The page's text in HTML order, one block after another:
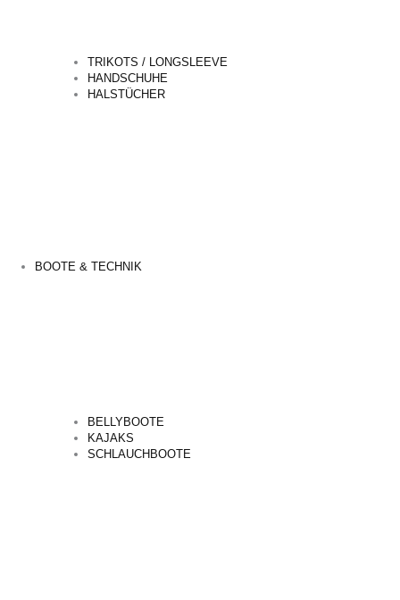
TRIKOTS / LONGSLEEVE
HANDSCHUHE
HALSTÜCHER
BOOTE & TECHNIK
BELLYBOOTE
KAJAKS
SCHLAUCHBOOTE